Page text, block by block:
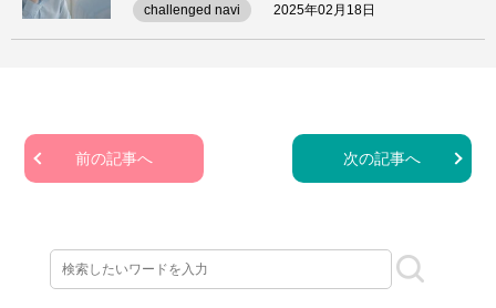
challenged navi 2025年02月18日
前の記事へ 次の記事へ